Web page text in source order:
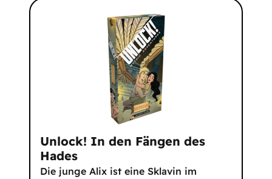
Unlock! In den Fängen des
Hades
Die junge Alix ist eine Sklavin im